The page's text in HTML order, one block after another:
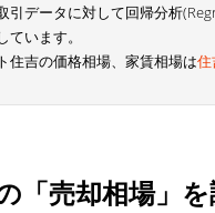
引データに対して回帰分析
います。
住吉の価格相場、家賃相場は住
「売却相場」